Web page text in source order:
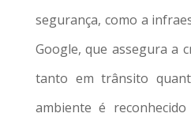
segurança, como a
Google, que assegura a
tanto em trânsito
ambiente é